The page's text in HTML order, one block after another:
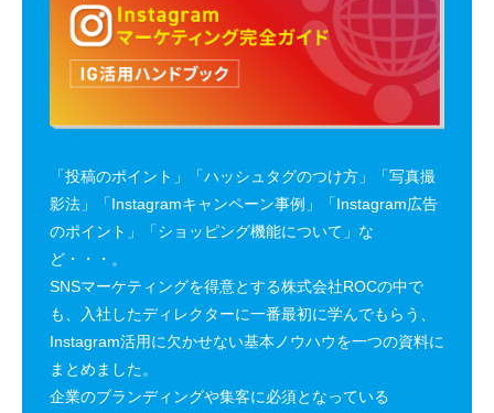
「投稿のポイント」「ハッシュタグのつけ方」「写真撮
影法」「Instagramキャンペーン事例」「Instagram広告
のポイント」「ショッピング機能について」な
ど・・・。
SNSマーケティングを得意とする株式会社ROCの中で
も、入社したディレクターに一番最初に学んでもらう、
Instagram活用に欠かせない基本ノウハウを一つの資料に
まとめました。
企業のブランディングや集客に必須となっている